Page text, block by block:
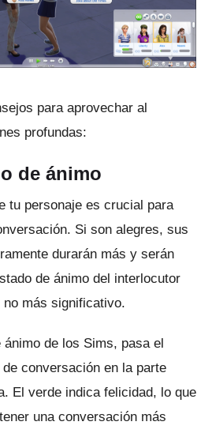
para aprovechar al
profundas:
de ánimo
tu personaje es crucial para
Si son alegres, sus
durarán más y serán
de ánimo del interlocutor
más significativo.
de los Sims, pasa el
conversación en la parte
El verde indica felicidad, lo que
una conversación más